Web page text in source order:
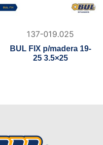
137-019.025
BUL FIX p/madera 19-
25 3.5×25